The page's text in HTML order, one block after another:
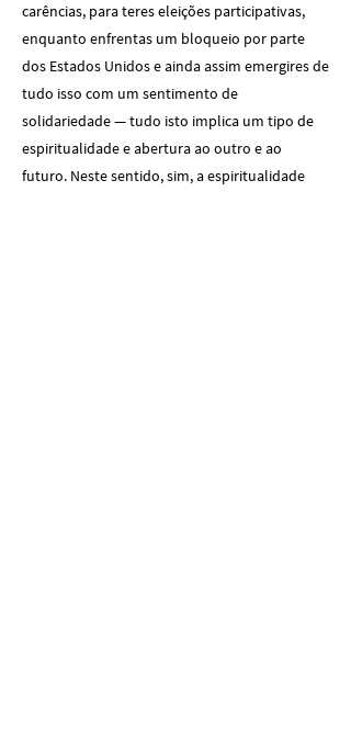
carências, para teres eleições participativas,
enquanto enfrentas um bloqueio por parte
dos Estados Unidos e ainda assim emergires de
tudo isso com um sentimento de
solidariedade — tudo isto implica um tipo de
espiritualidade e abertura ao outro e ao
futuro. Neste sentido, sim, a espiritualidade